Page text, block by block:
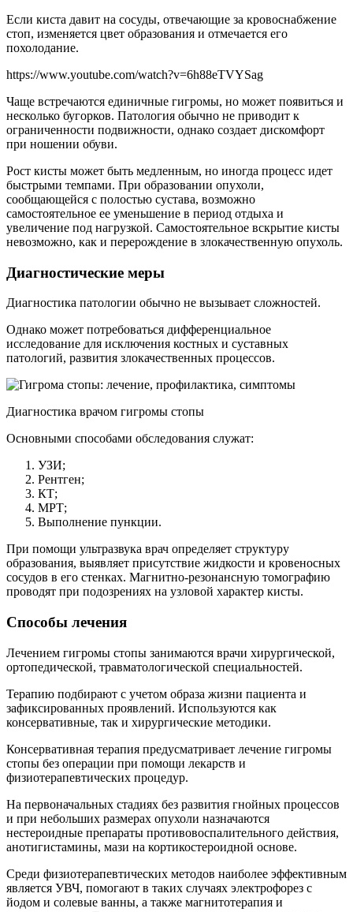
Если киста давит на сосуды, отвечающие за кровоснабжение
стоп, изменяется цвет образования и отмечается его
похолодание.
https://www.youtube.com/watch?v=6h88eTVYSag
Чаще встречаются единичные гигромы, но может появиться и
несколько бугорков. Патология обычно не приводит к
ограниченности подвижности, однако создает дискомфорт
при ношении обуви.
Рост кисты может быть медленным, но иногда процесс идет
быстрыми темпами. При образовании опухоли,
сообщающейся с полостью сустава, возможно
самостоятельное ее уменьшение в период отдыха и
увеличение под нагрузкой. Самостоятельное вскрытие кисты
невозможно, как и перерождение в злокачественную опухоль.
Диагностические меры
Диагностика патологии обычно не вызывает сложностей.
Однако может потребоваться дифференциальное
исследование для исключения костных и суставных
патологий, развития злокачественных процессов.
Диагностика врачом гигромы стопы
Основными способами обследования служат:
УЗИ;
Рентген;
КТ;
МРТ;
Выполнение пункции.
При помощи ультразвука врач определяет структуру
образования, выявляет присутствие жидкости и кровеносных
сосудов в его стенках. Магнитно-резонансную томографию
проводят при подозрениях на узловой характер кисты.
Способы лечения
Лечением гигромы стопы занимаются врачи хирургической,
ортопедической, травматологической специальностей.
Терапию подбирают с учетом образа жизни пациента и
зафиксированных проявлений. Используются как
консервативные, так и хирургические методики.
Консервативная терапия предусматривает лечение гигромы
стопы без операции при помощи лекарств и
физиотерапевтических процедур.
На первоначальных стадиях без развития гнойных процессов
и при небольших размерах опухоли назначаются
нестероидные препараты противовоспалительного действия,
анотигистамины, мази на кортикостероидной основе.
Среди физиотерапевтических методов наиболее эффективным
является УВЧ, помогают в таких случаях электрофорез с
йодом и солевые ванны, а также магнитотерапия и